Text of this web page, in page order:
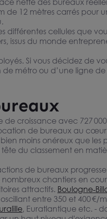
nette des bureaux
de 12 mètres carrés pour
cellules que
issus du monde
Si vous décidez de
métro ou d’une ligne
croissance avec 727
de bureaux au
moins onéreux que
du classement en
de bureaux progresse
chantiers en
attractifs.
entre 350 et 400 €/
, Euratlantique etc. -